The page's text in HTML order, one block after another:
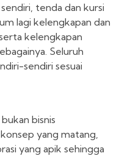
tenda dan kursi
lagi kelengkapan dan
kelengkapan
Seluruh
sendiri sesuai
bisnis
yang matang,
yang apik sehingga